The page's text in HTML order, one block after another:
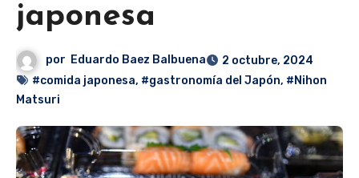
japonesa
por Eduardo Baez Balbuena
2 octubre, 2024
#comida japonesa, #gastronomía del Japón, #Nihon
Matsuri